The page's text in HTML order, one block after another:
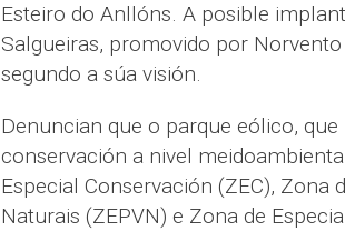
Esteiro do Anllóns. A posible
Salgueiras, promovido por
segundo a súa visión.
Denuncian que o parque eólico,
conservación a nivel
Especial Conservación (ZEC), Zona
Naturais (ZEPVN) e Zona de